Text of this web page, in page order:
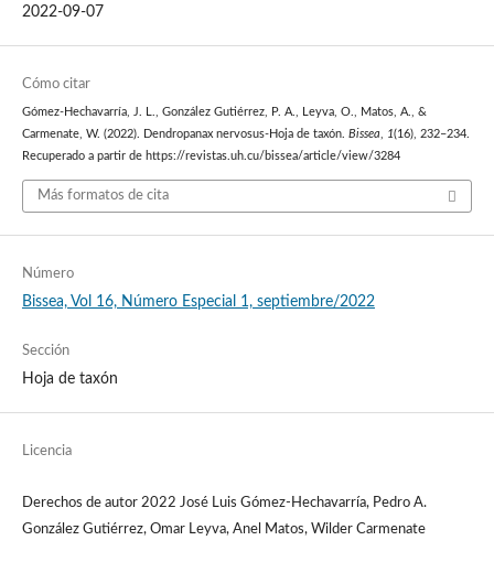
2022-09-07
Cómo citar
Gómez-Hechavarría, J. L., González Gutiérrez, P. A., Leyva, O., Matos, A., &
Carmenate, W. (2022). Dendropanax nervosus-Hoja de taxón. Bissea, 1(16), 232–234.
Recuperado a partir de https://revistas.uh.cu/bissea/article/view/3284
Más formatos de cita
Número
Bissea, Vol 16, Número Especial 1, septiembre/2022
Sección
Hoja de taxón
Licencia
Derechos de autor 2022 José Luis Gómez-Hechavarría, Pedro A.
González Gutiérrez, Omar Leyva, Anel Matos, Wilder Carmenate